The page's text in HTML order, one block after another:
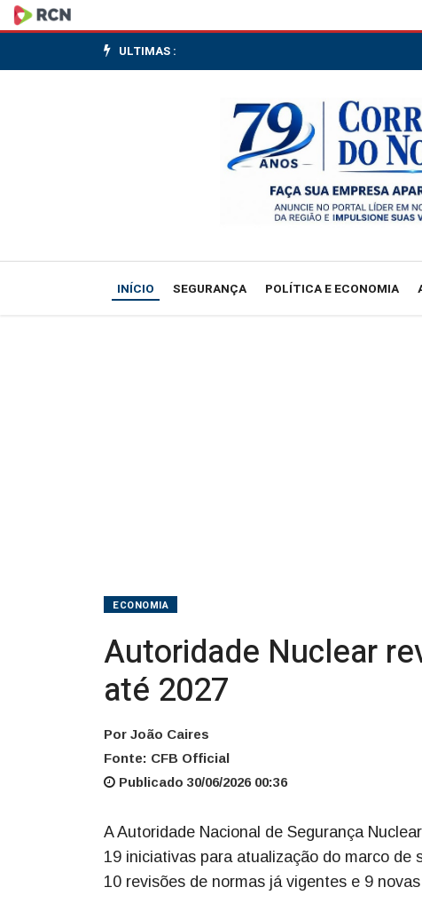
Autoridade
Nuclear
e
ULTIMAS :
INÍCIO SEGURANÇA POLÍTICA E ECONOMIA
ECONOMIA
Autoridade Nuclear
até 2027
Por João Caires
Fonte: CFB Official
Publicado 30/06/2026 00:36
A Autoridade Nacional de Segurança
19 iniciativas para atualização do marco
10 revisões de normas já vigentes e 9